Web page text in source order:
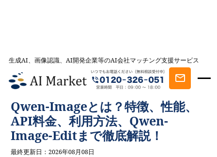
生成AI、画像認識、AI開発企業等のAI会社マッチング支援サービス
AI会社とのマッチングは AI Market
記事一覧
AIを学ぶ・知る
Qwen-Imageとは？特徴、性能、API料金、
利用方法、Qwen-Image-Editまで徹底解説！
Qwen-Imageとは？特徴、性能、
API料金、利用方法、Qwen-
Image-Editまで徹底解説！
最終更新日：2026年08月08日